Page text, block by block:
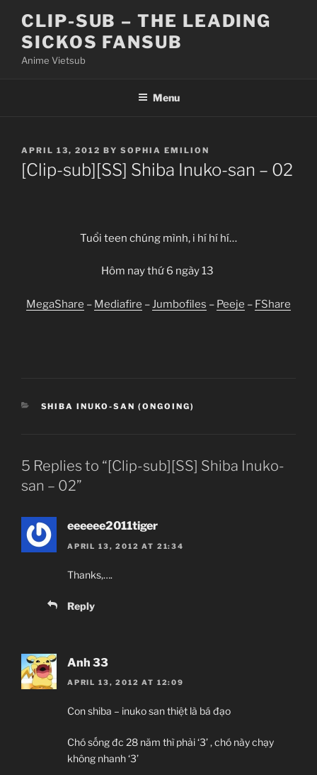
content
CLIP-SUB – THE LEADING
SICKOS FANSUB
Anime Vietsub
Menu
POSTED
ON
APRIL 13, 2012 BY SOPHIA EMILION
[Clip-sub][SS] Shiba Inuko-san – 02
Tuổi teen chúng mình, i hí hí hí…
Hôm nay thứ 6 ngày 13
MegaShare – Mediafire –Jumbofiles – Peeje – FShare
CATEGORIES
SHIBA INUKO-SAN (ONGOING)
5 Replies to “[Clip-sub][SS] Shiba Inuko-
san – 02”
eeeeee2011tiger
APRIL 13, 2012 AT 21:34
Thanks,….
Reply
Anh 33
APRIL 13, 2012 AT 12:09
Con shiba – inuko san thiệt là bá đạo
Chó sống đc 28 năm thì phải ‘3’ , chó này chạy
không nhanh ‘3’